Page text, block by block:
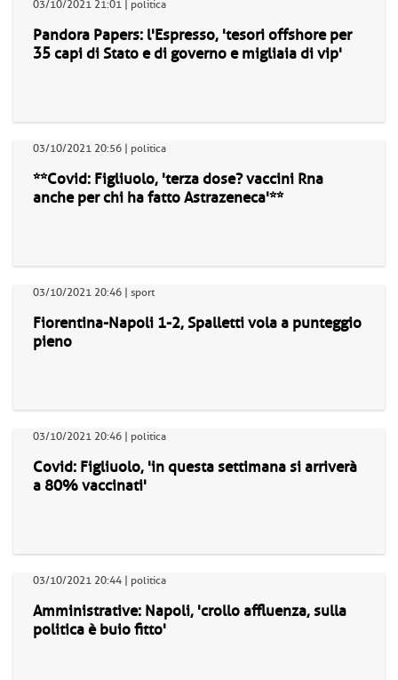
03/10/2021 21:01 | politica
Pandora Papers: l'Espresso, 'tesori offshore per
35 capi di Stato e di governo e migliaia di vip'
03/10/2021 20:56 | politica
**Covid: Figliuolo, 'terza dose? vaccini Rna
anche per chi ha fatto Astrazeneca'**
03/10/2021 20:46 | sport
Fiorentina-Napoli 1-2, Spalletti vola a punteggio
pieno
03/10/2021 20:46 | politica
Covid: Figliuolo, 'in questa settimana si arriverà
a 80% vaccinati'
03/10/2021 20:44 | politica
Amministrative: Napoli, 'crollo affluenza, sulla
politica è buio fitto'